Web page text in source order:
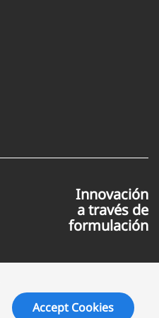
Innovación
a través de
formulación
Accept Cookies